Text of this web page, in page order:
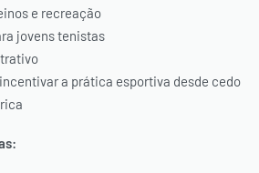
e recreação
jovens tenistas
a prática esportiva desde cedo